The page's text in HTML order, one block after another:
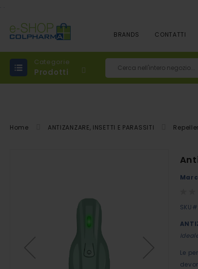
. .
BRANDS CONTATTI
Categorie
Prodotti Cerca
Home ANTIZANZARE, INSETTI E PARASSITI
SKU
Le